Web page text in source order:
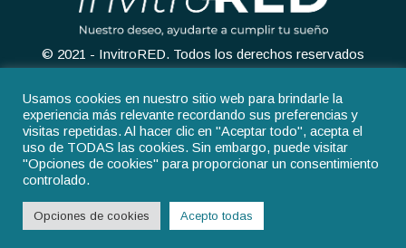
© 2021 - InvitroRED. Todos los derechos reservados
Aviso legal
Política de privacidad
Usamos cookies en nuestro sitio web para brindarle la
experiencia más relevante recordando sus preferencias y
visitas repetidas. Al hacer clic en "Aceptar todo", acepta el
uso de TODAS las cookies. Sin embargo, puede visitar
"Opciones de cookies" para proporcionar un consentimiento
controlado.
Opciones de cookies Acepto todas